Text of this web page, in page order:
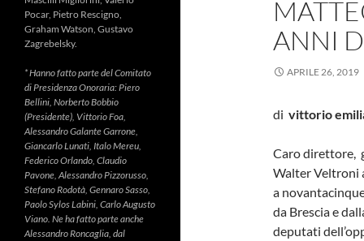
ANNI
APRILE 26, 2019
di vittorio
Caro direttore,
Walter Veltroni
a
da Brescia e
deputati
Pocar, Pietro Rescigno,
Graham Watson, Gustavo
Zagrebelsky.
* Hanno fatto parte del Comitato
di Presidenza Onoraria: Piero
Bellini, Norberto Bobbio
(Presidente), Vittorio Foa,
Alessandro Galante Garrone,
Giancarlo Lunati, Italo Mereu,
Federico Orlando, Claudio
Pavone, Alessandro Pizzorusso,
Stefano Rodotà, Gennaro Sasso,
Paolo Sylos Labini, Carlo Augusto
Viano. Ne ha fatto parte anche
Alessandro Roncaglia, dal